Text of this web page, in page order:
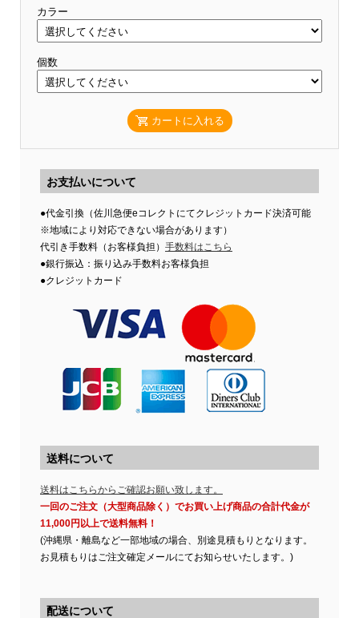
カラー
個数
カートに入れる
お支払いについて
●代金引換（佐川急便eコレクトにてクレジットカード決済可能
※地域により対応できない場合があります）
代引き手数料（お客様負担） 手数料はこちら
●銀行振込：振り込み手数料お客様負担
●クレジットカード
送料について
送料はこちらからご確認お願い致します。
一回のご注文（大型商品除く）でお買い上げ商品の合計代金が
11,000円以上で送料無料！
(沖縄県・離島など一部地域の場合、別途見積もりとなります。
お見積もりはご注文確定メールにてお知らせいたします。)
配送について